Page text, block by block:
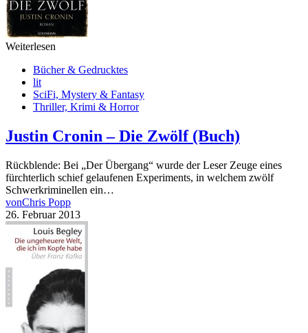
Weiterlesen
Bücher & Gedrucktes
lit
SciFi, Mystery & Fantasy
Thriller, Krimi & Horror
Justin Cronin – Die Zwölf (Buch)
Rückblende: Bei „Der Übergang“ wurde der Leser Zeuge eines
fürchterlich schief gelaufenen Experiments, in welchem zwölf
Schwerkriminellen ein…
vonChris Popp
26. Februar 2013